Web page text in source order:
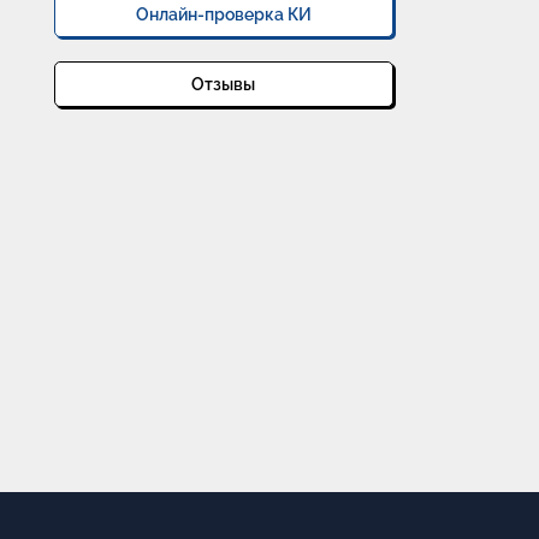
Онлайн-проверка КИ
Отзывы